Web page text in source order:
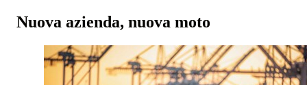
Nuova azienda, nuova moto